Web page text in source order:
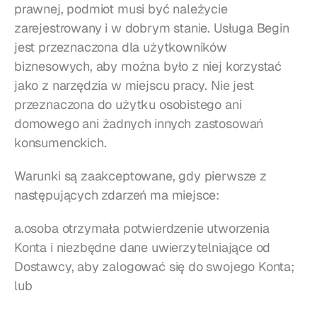
prawnej, podmiot musi być należycie
zarejestrowany i w dobrym stanie. Usługa Begin
jest przeznaczona dla użytkowników
biznesowych, aby można było z niej korzystać
jako z narzędzia w miejscu pracy. Nie jest
przeznaczona do użytku osobistego ani
domowego ani żadnych innych zastosowań
konsumenckich.
Warunki są zaakceptowane, gdy pierwsze z
następujących zdarzeń ma miejsce:
a.osoba otrzymała potwierdzenie utworzenia
Konta i niezbędne dane uwierzytelniające od
Dostawcy, aby zalogować się do swojego Konta;
lub